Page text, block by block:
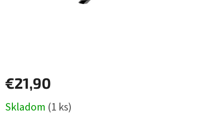
€21,90
cena:
Skladom (1 ks)